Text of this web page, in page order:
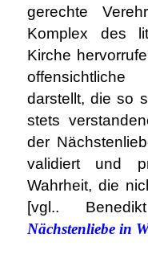
gerechte
Komplex des
Kirche
darstellt, die so
stets
der
validiert und
Wahrheit, die
[vgl..
Nächstenliebe in